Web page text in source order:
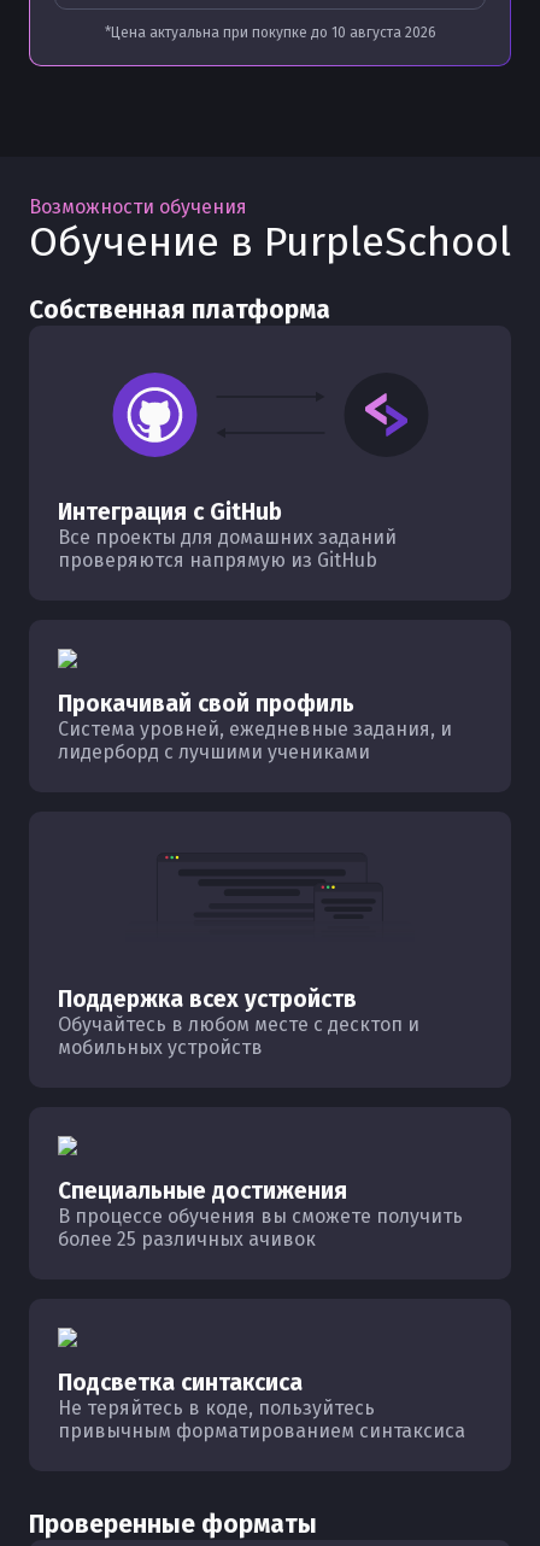
*Цена актуальна при покупке до 10 августа 2026
Возможности обучения
Обучение в PurpleSchool
Собственная платформа
Интеграция с GitHub
Все проекты для домашних заданий
проверяются напрямую из GitHub
Прокачивай свой профиль
Система уровней, ежедневные задания, и
лидерборд с лучшими учениками
Поддержка всех устройств
Обучайтесь в любом месте с десктоп и
мобильных устройств
Специальные достижения
В процессе обучения вы сможете получить
более 25 различных ачивок
Подсветка синтаксиса
Не теряйтесь в коде, пользуйтесь
привычным форматированием синтаксиса
Проверенные форматы